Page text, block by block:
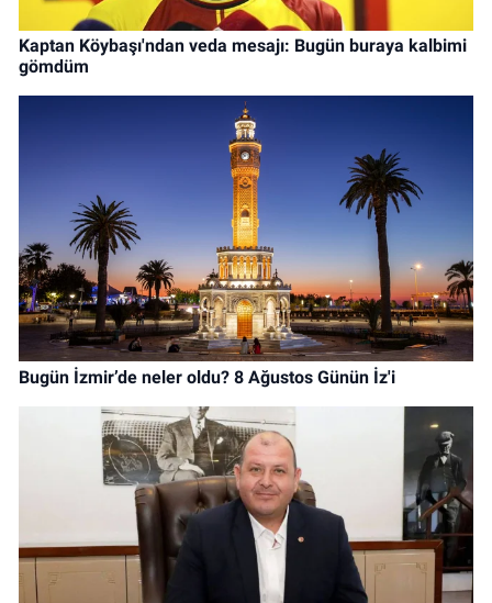
Kaptan Köybaşı'ndan veda mesajı: Bugün buraya kalbimi
gömdüm
Bugün İzmir’de neler oldu? 8 Ağustos Günün İz'i